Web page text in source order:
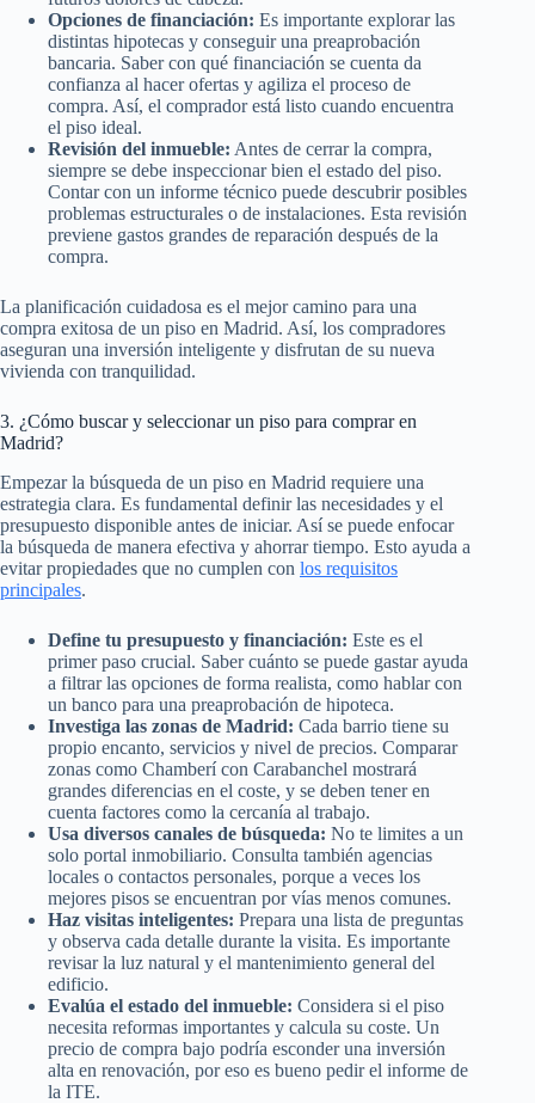
Opciones de financiación: Es importante explorar las
distintas hipotecas y conseguir una preaprobación
bancaria. Saber con qué financiación se cuenta da
confianza al hacer ofertas y agiliza el proceso de
compra. Así, el comprador está listo cuando encuentra
el piso ideal.
Revisión del inmueble: Antes de cerrar la compra,
siempre se debe inspeccionar bien el estado del piso.
Contar con un informe técnico puede descubrir posibles
problemas estructurales o de instalaciones. Esta revisión
previene gastos grandes de reparación después de la
compra.
La planificación cuidadosa es el mejor camino para una
compra exitosa de un piso en Madrid. Así, los compradores
aseguran una inversión inteligente y disfrutan de su nueva
vivienda con tranquilidad.
3. ¿Cómo buscar y seleccionar un piso para comprar en
Madrid?
Empezar la búsqueda de un piso en Madrid requiere una
estrategia clara. Es fundamental definir las necesidades y el
presupuesto disponible antes de iniciar. Así se puede enfocar
la búsqueda de manera efectiva y ahorrar tiempo. Esto ayuda a
evitar propiedades que no cumplen con los requisitos
principales.
Define tu presupuesto y financiación: Este es el
primer paso crucial. Saber cuánto se puede gastar ayuda
a filtrar las opciones de forma realista, como hablar con
un banco para una preaprobación de hipoteca.
Investiga las zonas de Madrid: Cada barrio tiene su
propio encanto, servicios y nivel de precios. Comparar
zonas como Chamberí con Carabanchel mostrará
grandes diferencias en el coste, y se deben tener en
cuenta factores como la cercanía al trabajo.
Usa diversos canales de búsqueda: No te limites a un
solo portal inmobiliario. Consulta también agencias
locales o contactos personales, porque a veces los
mejores pisos se encuentran por vías menos comunes.
Haz visitas inteligentes: Prepara una lista de preguntas
y observa cada detalle durante la visita. Es importante
revisar la luz natural y el mantenimiento general del
edificio.
Evalúa el estado del inmueble: Considera si el piso
necesita reformas importantes y calcula su coste. Un
precio de compra bajo podría esconder una inversión
alta en renovación, por eso es bueno pedir el informe de
la ITE.